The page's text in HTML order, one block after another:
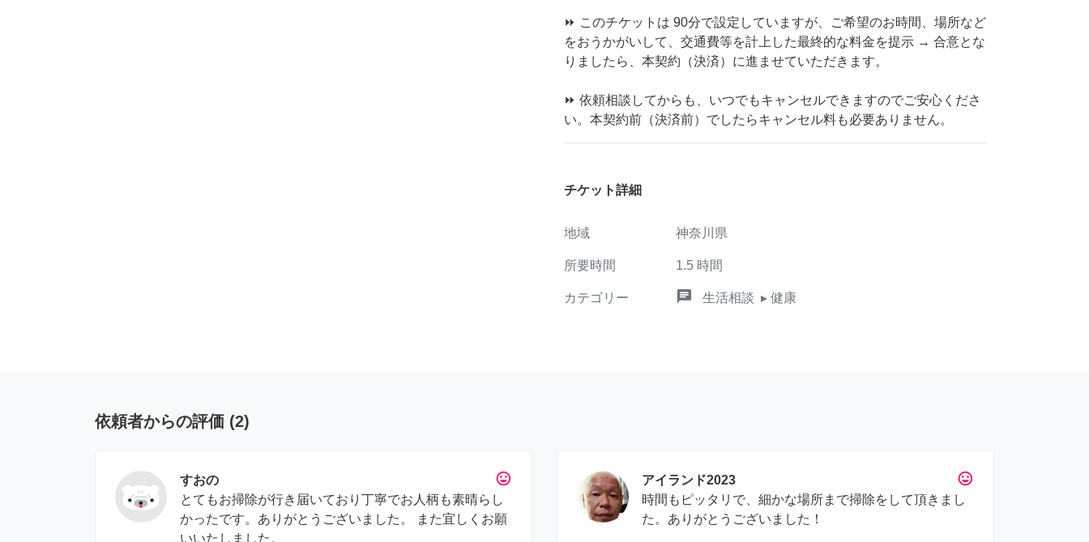
⏩ このチケットは 90分で設定していますが、ご希望のお時間、場所など
をおうかがいして、交通費等を計上した最終的な料金を提示 → 合意とな
りましたら、本契約（決済）に進ませていただきます。
⏩ 依頼相談してからも、いつでもキャンセルできますのでご安心くださ
い。本契約前（決済前）でしたらキャンセル料も必要ありません。
チケット詳細
地域 神奈川県
所要時間 1.5 時間
カテゴリー chat 生活相談 ▸ 健康
依頼者からの評価 (2)
tag_faces
すおの
とてもお掃除が行き届いており丁寧でお人柄も素晴らし
かったです。ありがとうございました。 また宜しくお願
いいたしました。
tag_faces
アイランド2023
時間もピッタリで、細かな場所まで掃除をして頂きまし
た。ありがとうございました！